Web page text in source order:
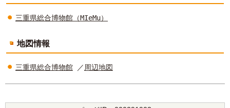
三重県総合博物館（MIeMu）
地図情報
三重県総合博物館 ／周辺地図